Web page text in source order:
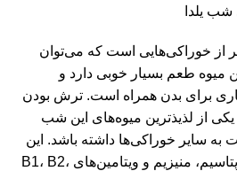
از خوراکی‌هایی است که می‌توان
میوه طعم بسیار خوبی دارد و
برای بدن همراه است. ترش بودن
از لذیذترین میوه‌های این شب
به سایر خوراکی‌ها داشته باشد. این
میوه خشک مقادیر زیادی پتاسیم، منیزیم و ویتامین‌های B1، B2،